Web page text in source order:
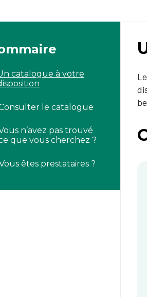
catalogue à votre
le catalogue
n’avez pas trouvé
que vous cherchez ?
êtes prestataires ?